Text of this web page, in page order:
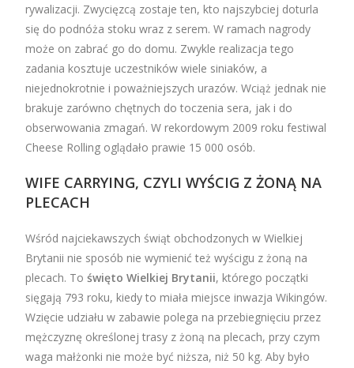
rywalizacji. Zwycięzcą zostaje ten, kto najszybciej doturla
się do podnóża stoku wraz z serem. W ramach nagrody
może on zabrać go do domu. Zwykle realizacja tego
zadania kosztuje uczestników wiele siniaków, a
niejednokrotnie i poważniejszych urazów. Wciąż jednak nie
brakuje zarówno chętnych do toczenia sera, jak i do
obserwowania zmagań. W rekordowym 2009 roku festiwal
Cheese Rolling oglądało prawie 15 000 osób.
WIFE CARRYING, CZYLI WYŚCIG Z ŻONĄ NA
PLECACH
Wśród najciekawszych świąt obchodzonych w Wielkiej
Brytanii nie sposób nie wymienić też wyścigu z żoną na
plecach. Toświęto Wielkiej Brytanii, którego początki
sięgają 793 roku, kiedy to miała miejsce inwazja Wikingów.
Wzięcie udziału w zabawie polega na przebiegnięciu przez
mężczyznę określonej trasy z żoną na plecach, przy czym
waga małżonki nie może być niższa, niż 50 kg. Aby było